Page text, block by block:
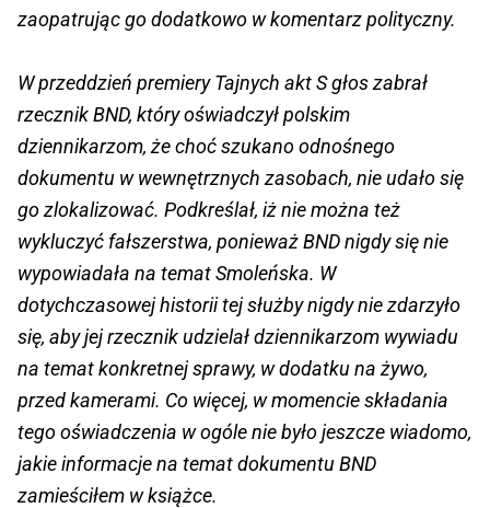
zaopatrując go dodatkowo w komentarz polityczny.
W przeddzień premiery Tajnych akt S głos zabrał
rzecznik BND, który oświadczył polskim
dziennikarzom, że choć szukano odnośnego
dokumentu w wewnętrznych zasobach, nie udało się
go zlokalizować. Podkreślał, iż nie można też
wykluczyć fałszerstwa, ponieważ BND nigdy się nie
wypowiadała na temat Smoleńska. W
dotychczasowej historii tej służby nigdy nie zdarzyło
się, aby jej rzecznik udzielał dziennikarzom wywiadu
na temat konkretnej sprawy, w dodatku na żywo,
przed kamerami. Co więcej, w momencie składania
tego oświadczenia w ogóle nie było jeszcze wiadomo,
jakie informacje na temat dokumentu BND
zamieściłem w książce.